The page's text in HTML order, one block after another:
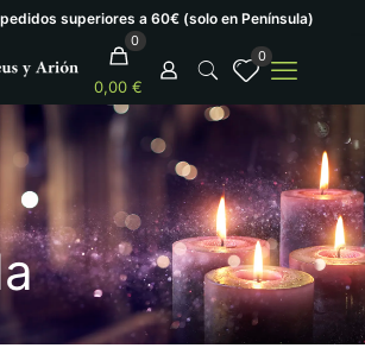
superiores a 60€ (solo en Península)
0
0,00 €
0